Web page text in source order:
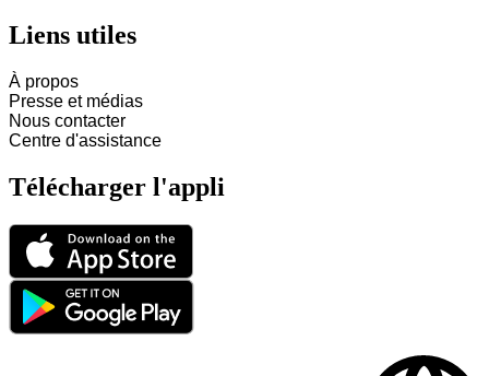
Liens utiles
À propos
Presse et médias
Nous contacter
Centre d'assistance
Télécharger l'appli